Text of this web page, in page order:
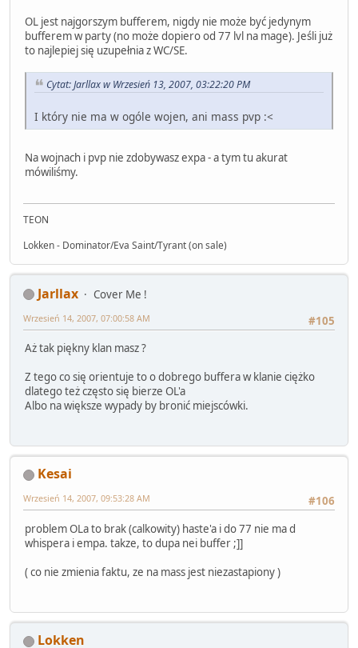
OL jest najgorszym bufferem, nigdy nie może być jedynym
bufferem w party (no może dopiero od 77 lvl na mage). Jeśli już
to najlepiej się uzupełnia z WC/SE.
Cytat: Jarllax w Wrzesień 13, 2007, 03:22:20 PM
I który nie ma w ogóle wojen, ani mass pvp :<
Na wojnach i pvp nie zdobywasz expa - a tym tu akurat
mówiliśmy.
TEON
Lokken - Dominator/Eva Saint/Tyrant (on sale)
Jarllax
Cover Me !
#105
Wrzesień 14, 2007, 07:00:58 AM
Aż tak piękny klan masz ?
Z tego co się orientuje to o dobrego buffera w klanie ciężko
dlatego też często się bierze OL'a
Albo na większe wypady by bronić miejscówki.
Kesai
#106
Wrzesień 14, 2007, 09:53:28 AM
problem OLa to brak (calkowity) haste'a i do 77 nie ma d
whispera i empa. takze, to dupa nei buffer ;]]
( co nie zmienia faktu, ze na mass jest niezastapiony )
Lokken